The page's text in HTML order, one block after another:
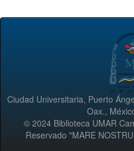
Ciudad Universitaria, Puerto
Oax.,
© 2024 Biblioteca UMAR
Reservado "MARE